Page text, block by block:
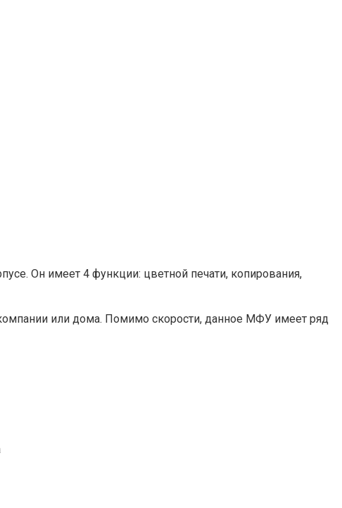
Он имеет 4 функции: цветной печати, копирования,
или дома. Помимо скорости, данное МФУ имеет ряд